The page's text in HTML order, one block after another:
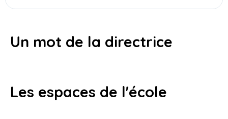
Un mot de la directrice
Les espaces de l'école